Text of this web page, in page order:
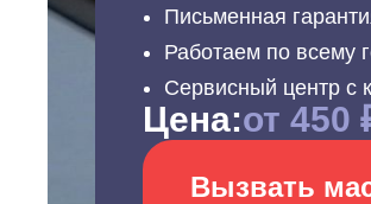
Письменная
Работаем по всему
Сервисный центр с
Цена:от 450
Вызвать